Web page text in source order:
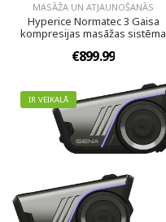
MASĀŽA UN ATJAUNOŠANĀS
Hyperice Normatec 3 Gaisa
kompresijas masāžas sistēma
€899.99
IR VEIKALĀ